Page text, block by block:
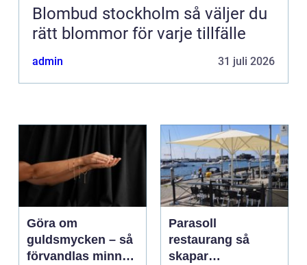
Blombud stockholm så väljer du
rätt blommor för varje tillfälle
admin 31 juli 2026
Göra om
guldsmycken – så
förvandlas minnen
Parasoll
restaurang så
skapar